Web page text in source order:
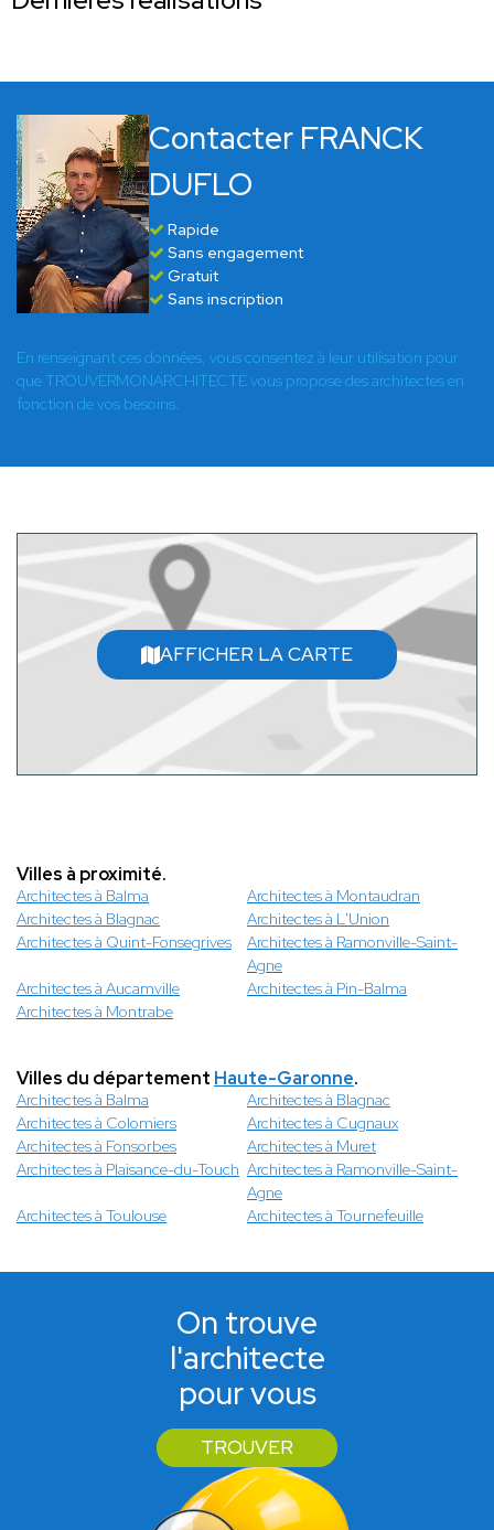
Contacter FRANCK
DUFLO
Rapide
Sans engagement
Gratuit
Sans inscription
En renseignant ces données, vous consentez à leur utilisation pour
que TROUVERMONARCHITECTE vous propose des architectes en
fonction de vos besoins.
AFFICHER LA CARTE
Villes à proximité.
Architectes à Balma
Architectes à Montaudran
Architectes à Blagnac
Architectes à L'Union
Architectes à Quint-Fonsegrives
Architectes à Ramonville-Saint-
Agne
Architectes à Aucamville
Architectes à Pin-Balma
Architectes à Montrabe
Villes du département Haute-Garonne.
Architectes à Balma
Architectes à Blagnac
Architectes à Colomiers
Architectes à Cugnaux
Architectes à Fonsorbes
Architectes à Muret
Architectes à Plaisance-du-Touch Architectes à Ramonville-Saint-
Agne
Architectes à Toulouse
Architectes à Tournefeuille
On trouve
l'architecte
pour vous
TROUVER